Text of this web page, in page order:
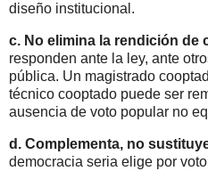
diseño institucional.
c. No elimina la rendición de
responden ante la ley, ante
pública. Un magistrado
técnico cooptado puede ser
ausencia de voto popular no
d. Complementa, no
democracia seria elige por